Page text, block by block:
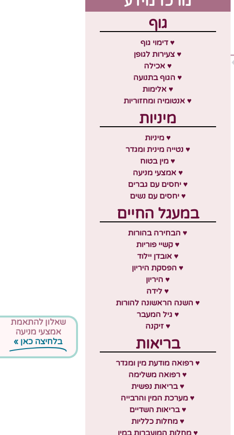
גוף
♥ דימוי גוף
♥ צעירות לגופן
♥ אכילה
♥ הגוף בתנועה
♥ אלימות
♥ אנטומיה ומחזוריות
מיניות
♥ מיניות
♥ נטייה מינית ומגדר
♥ מין בטוח
♥ אמצעי מניעה
♥ יחסים עם גברים
♥ יחסים עם נשים
במעגל החיים
♥ הבחירה בהורות
♥ קשיי פוריות
♥ אובדן יילוד
♥ הפסקת היריון
♥ היריון
♥ לידה
♥ השנה הראשונה להורות
♥ גיל המעבר
♥ זיקנה
בריאות
♥ רפואה מודעת מין ומגדר
♥ רפואה משלימה
♥ בריאות נפשית
♥ מערכת המין והרבייה
♥ בריאות השדיים
♥ מחלות כלליות
שאלון להתאמת
אמצעי מניעה
בלחיצה כאן »